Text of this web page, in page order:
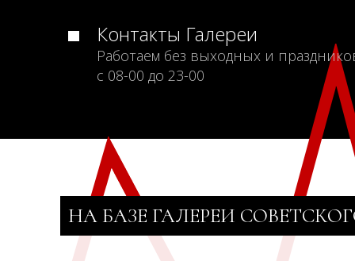
Контакты Галереи
Работаем без выходных и
с 08-00 до 23-00
НА БАЗЕ ГАЛЕРЕИ